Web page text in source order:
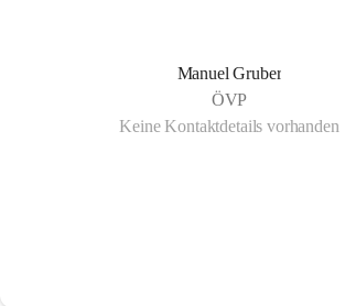
Manuel Gruber
ÖVP
Keine Kontaktdetails vorhanden